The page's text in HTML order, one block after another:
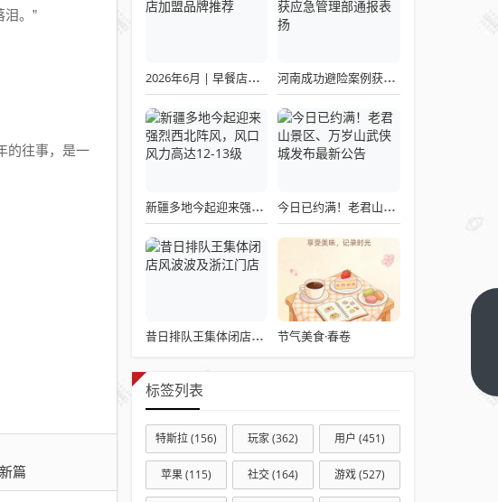
。”
的往事，是一
篇
2026年6月 | 早餐店加盟品牌推荐 河南成功避险案例获应急管理部通报表扬
新疆多地今起迎来强烈西北阵风，风口风力高达12-13级 今日已约满！老君山景区、万岁山武侠城发布最新公告
昔日排队王集体闭店风波波及浙江门店 节气美食·春卷
标签列表
特斯拉(156) 玩家(362) 用户 (451)
苹果(115) 社交(164) 游戏(527)